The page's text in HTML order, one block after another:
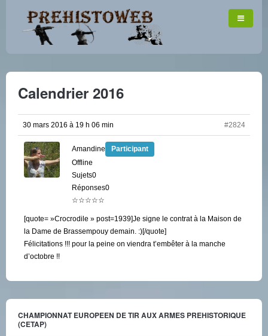
Calendrier 2016
30 mars 2016 à 19 h 06 min #2824
Amandine
Participant
Offline
Sujets0
Réponses0
☆☆☆☆☆
[quote= »Crocrodile » post=1939]Je signe le contrat à la Maison de
la Dame de Brassempouy demain. :)[/quote]
Félicitations !!! pour la peine on viendra t’embêter à la manche
d’octobre !!
CHAMPIONNAT EUROPEEN DE TIR AUX ARMES PREHISTORIQUE
(CETAP)